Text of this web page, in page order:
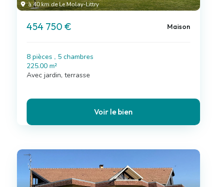
à 40 km de Le Molay-Littry
454 750 € Maison
8 pièces , 5 chambres
225.00 m²
Avec jardin, terrasse
Voir le bien